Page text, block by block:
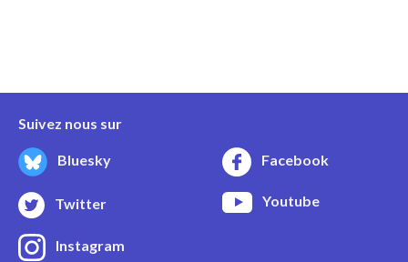
Suivez nous sur
Bluesky Facebook
Twitter Youtube
Instagram